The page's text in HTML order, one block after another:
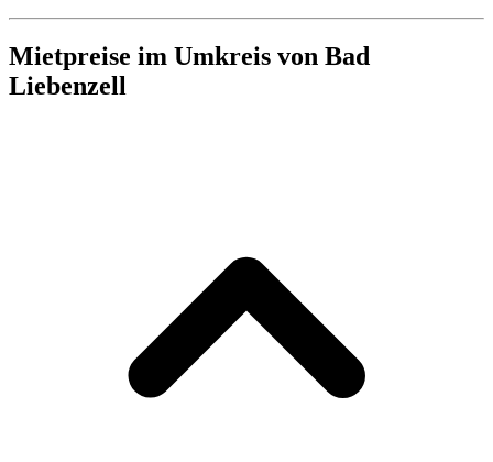
Mietpreise im Umkreis von Bad
Liebenzell